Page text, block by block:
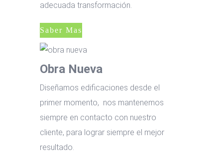
adecuada transformación.
Saber Mas
Obra Nueva
Diseñamos edificaciones desde el
primer momento, nos mantenemos
siempre en contacto con nuestro
cliente, para lograr siempre el mejor
resultado.